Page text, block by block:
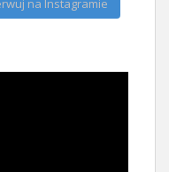
na Instagramie